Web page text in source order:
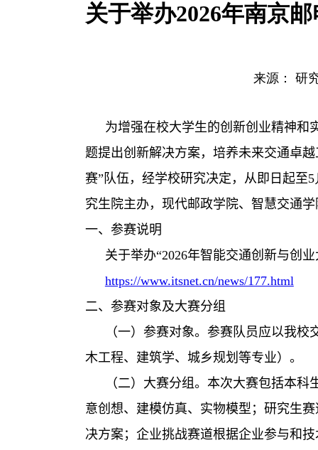
关于举办2026年南京
来源： 研
为增强在校大学生的创新创业精神和
题提出创新解决方案，培养未来交通卓
赛”队伍，经学校研究决定，从即日起至5
究生院主办， 现代邮政学院、 智慧交通学
一、 参赛说明
关于举办“2026年智能交通创新与创
https://www.itsnet.cn/news/177.html
二、参赛对象及大赛分组
（一）参赛对象。参赛队员应以我校
木工程、建筑学、城乡规划等专业）。
（二）大赛分组。 本次大赛包括本科
意创想、建模仿真、实物模型 ； 研究生
决方案 ； 企业挑战赛道根据企业参与和